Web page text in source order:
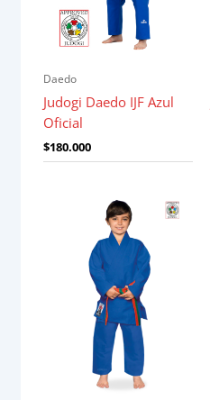
Daedo
Judogi Daedo IJF Azul
Oficial
$180.000